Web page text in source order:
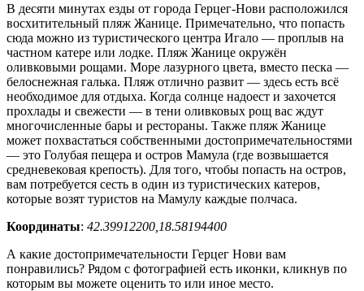
В десяти минутах езды от города Герцег-Нови расположился
восхитительный пляж Жанице. Примечательно, что попасть
сюда можно из туристического центра Игало — проплыв на
частном катере или лодке. Пляж Жанице окружён
оливковыми рощами. Море лазурного цвета, вместо песка —
белоснежная галька. Пляж отлично развит — здесь есть всё
необходимое для отдыха. Когда солнце надоест и захочется
прохлады и свежести — в тени оливковых рощ вас ждут
многочисленные бары и рестораны. Также пляж Жанице
может похвастаться собственными достопримечательностями
— это Голубая пещера и остров Мамула (где возвышается
средневековая крепость). Для того, чтобы попасть на остров,
вам потребуется сесть в один из туристических катеров,
которые возят туристов на Мамулу каждые полчаса.
Координаты: 42.39912200,18.58194400
А какие достопримечательности Герцег Нови вам
понравились? Рядом с фотографией есть иконки, кликнув по
которым вы можете оценить то или иное место.